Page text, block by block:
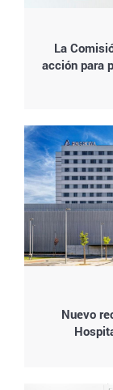
La
acción para
Nuevo